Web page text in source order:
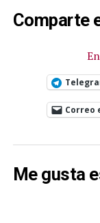
Comparte
Correo
Me gusta